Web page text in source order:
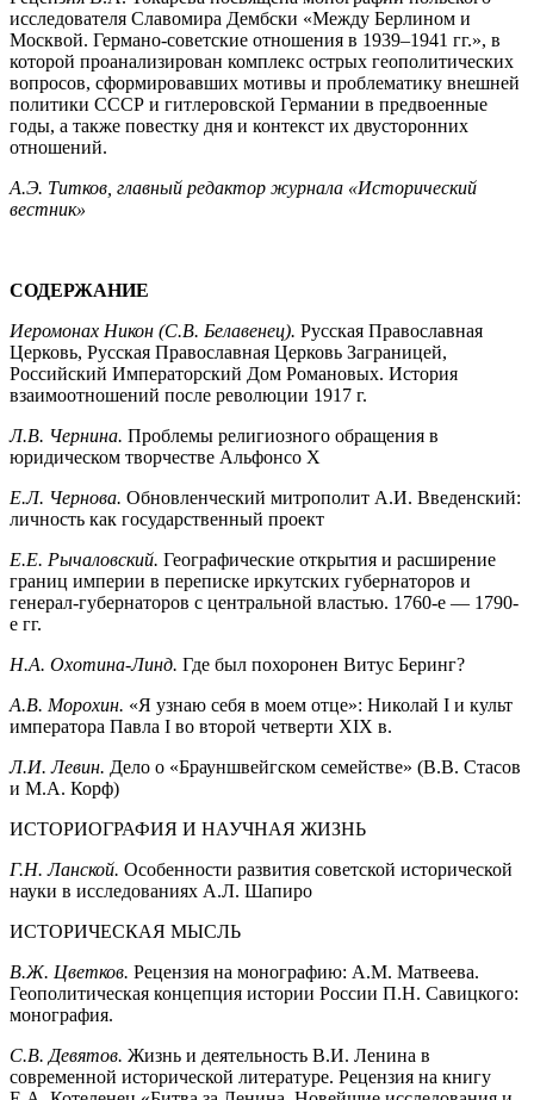
исследователя Славомира Дембски «Между Берлином и
Москвой. Германо-советские отношения в 1939–1941 гг.», в
которой проанализирован комплекс острых геополитических
вопросов, сформировавших мотивы и проблематику внешней
политики СССР и гитлеровской Германии в предвоенные
годы, а также повестку дня и контекст их двусторонних
отношений.
А.Э. Титков, главный редактор журнала «Исторический
вестник»
СОДЕРЖАНИЕ
Иеромонах Никон (С.В. Белавенец). Русская Православная
Церковь, Русская Православная Церковь Заграницей,
Российский Императорский Дом Романовых. История
взаимоотношений после революции 1917 г.
Л.В. Чернина. Проблемы религиозного обращения в
юридическом творчестве Альфонсо Х
Е.Л. Чернова. Обновленческий митрополит А.И. Введенский:
личность как государственный проект
Е.Е. Рычаловский. Географические открытия и расширение
границ империи в переписке иркутских губернаторов и
генерал-губернаторов с центральной властью. 1760-е — 1790-
е гг.
Н.А. Охотина-Линд. Где был похоронен Витус Беринг?
А.В. Морохин. «Я узнаю себя в моем отце»: Николай I и культ
императора Павла I во второй четверти XIX в.
Л.И. Левин. Дело о «Брауншвейгском семействе» (В.В. Стасов
и М.А. Корф)
ИСТОРИОГРАФИЯ И НАУЧНАЯ ЖИЗНЬ
Г.Н. Ланской. Особенности развития советской исторической
науки в исследованиях А.Л. Шапиро
ИСТОРИЧЕСКАЯ МЫСЛЬ
В.Ж. Цветков. Рецензия на монографию: А.М. Матвеева.
Геополитическая концепция истории России П.Н. Савицкого:
монография.
С.В. Девятов. Жизнь и деятельность В.И. Ленина в
современной исторической литературе. Рецензия на книгу